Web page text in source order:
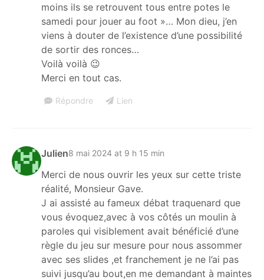
moins ils se retrouvent tous entre potes le
samedi pour jouer au foot »… Mon dieu, j’en
viens à douter de l’existence d’une possibilité
de sortir des ronces…
Voilà voilà 😉
Merci en tout cas.
Répondre Lien
Julien8 mai 2024 at 9 h 15 min
Merci de nous ouvrir les yeux sur cette triste
réalité, Monsieur Gave.
J ai assisté au fameux débat traquenard que
vous évoquez,avec à vos côtés un moulin à
paroles qui visiblement avait bénéficié d’une
règle du jeu sur mesure pour nous assommer
avec ses slides ,et franchement je ne l’ai pas
suivi jusqu’au bout,en me demandant à maintes